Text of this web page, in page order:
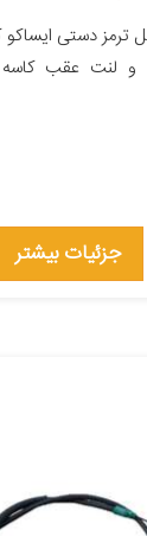
بااکسل و لنت عقب
جزئیات بیشتر